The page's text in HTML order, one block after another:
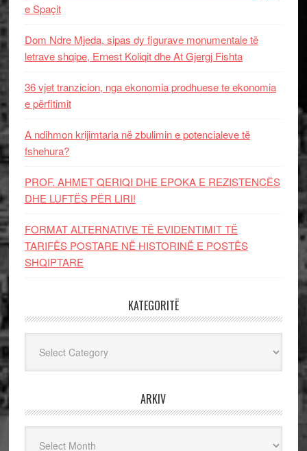
e Spaçit
Dom Ndre Mjeda, sipas dy figurave monumentale të
letrave shqipe, Ernest Koliqit dhe At Gjergj Fishta
36 vjet tranzicion, nga ekonomia prodhuese te ekonomia
e përfitimit
A ndihmon krijimtaria në zbulimin e potencialeve të
fshehura?
PROF. AHMET QERIQI DHE EPOKA E REZISTENCЁS
DHE LUFTЁS PЁR LIRI!
FORMAT ALTERNATIVE TË EVIDENTIMIT TË
TARIFËS POSTARE NË HISTORINË E POSTËS
SHQIPTARE
KATEGORITË
ARKIV